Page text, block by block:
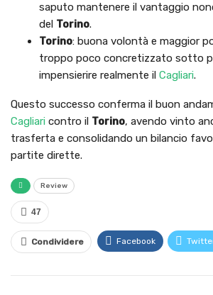
saputo mantenere il vantaggio
del Torino.
Torino: buona volontà e maggior
troppo poco concretizzato sotto
impensierire realmente il Cagliari.
Questo successo conferma il buon
Cagliari contro il Torino, avendo vinto
trasferta e consolidando un bilancio
partite dirette.
Review
47
Condividere Facebook